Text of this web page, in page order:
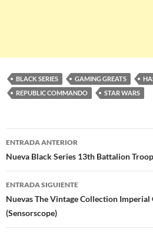
BLACK SERIES GAMING GREATS
REPUBLIC COMMANDO
STAR WARS
Navegación
de
entradas
ENTRADA ANTERIOR
Nueva Black Series 13th Battalion
ENTRADA SIGUIENTE
Nuevas The Vintage Collection Imperial
(Sensorscope)